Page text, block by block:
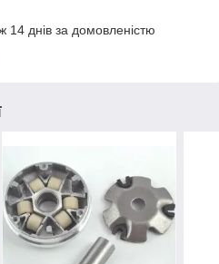
днів за домовленістю